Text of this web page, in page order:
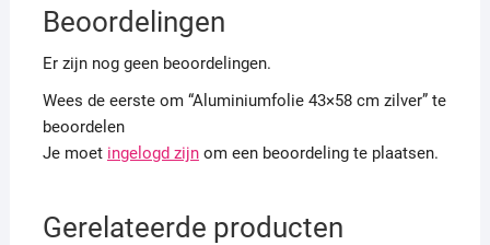
Beoordelingen
Er zijn nog geen beoordelingen.
Wees de eerste om “Aluminiumfolie 43×58 cm zilver” te
beoordelen
Je moet ingelogd zijnom een beoordeling te plaatsen.
Gerelateerde producten